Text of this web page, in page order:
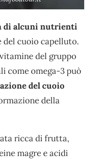
di alcuni nutrienti
cuoio capelluto.
del gruppo
come omega-3 può
del cuoio
della
ricca di frutta,
magre e acidi